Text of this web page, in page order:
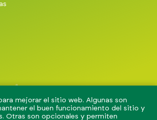
mejorar el sitio web. Algunas son
el buen funcionamiento del sitio y
Otras son opcionales y permiten